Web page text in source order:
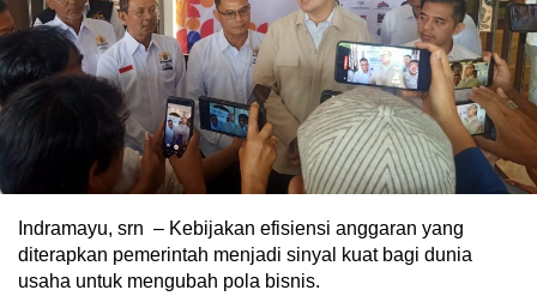
Indramayu, srn – Kebijakan efisiensi anggaran yang
diterapkan pemerintah menjadi sinyal kuat bagi dunia
usaha untuk mengubah pola bisnis.